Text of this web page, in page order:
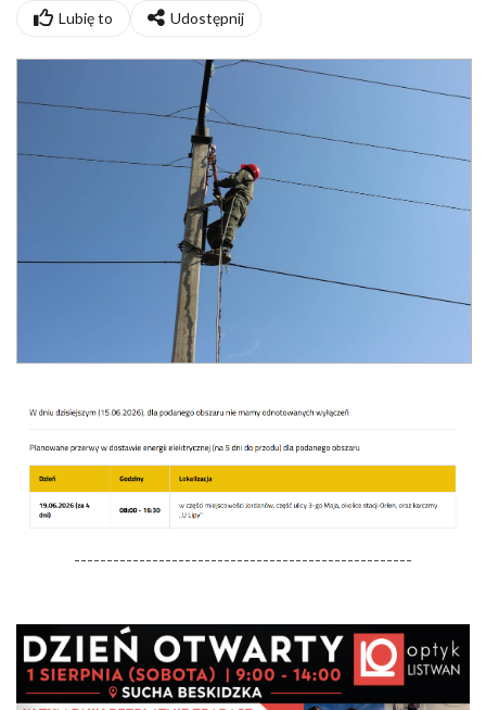
Lubię to Udostępnij
----------------------------------------------------